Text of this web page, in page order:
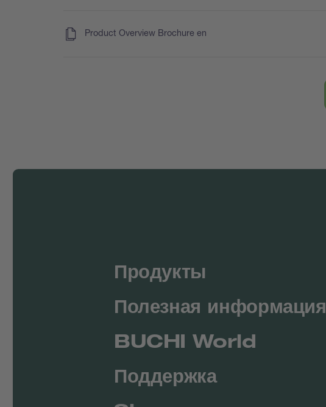
Product Overview Brochure en
Продукты
Полезная информация
BUCHI World
Поддержка